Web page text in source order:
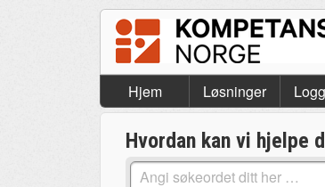
Hjem Løsninger
Hvordan kan vi hjelpe